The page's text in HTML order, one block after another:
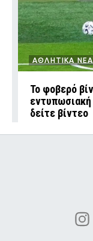
ΑΘΛΗΤΙΚΑ ΝΕΑ
Το φοβερό
δείτε βίντεο